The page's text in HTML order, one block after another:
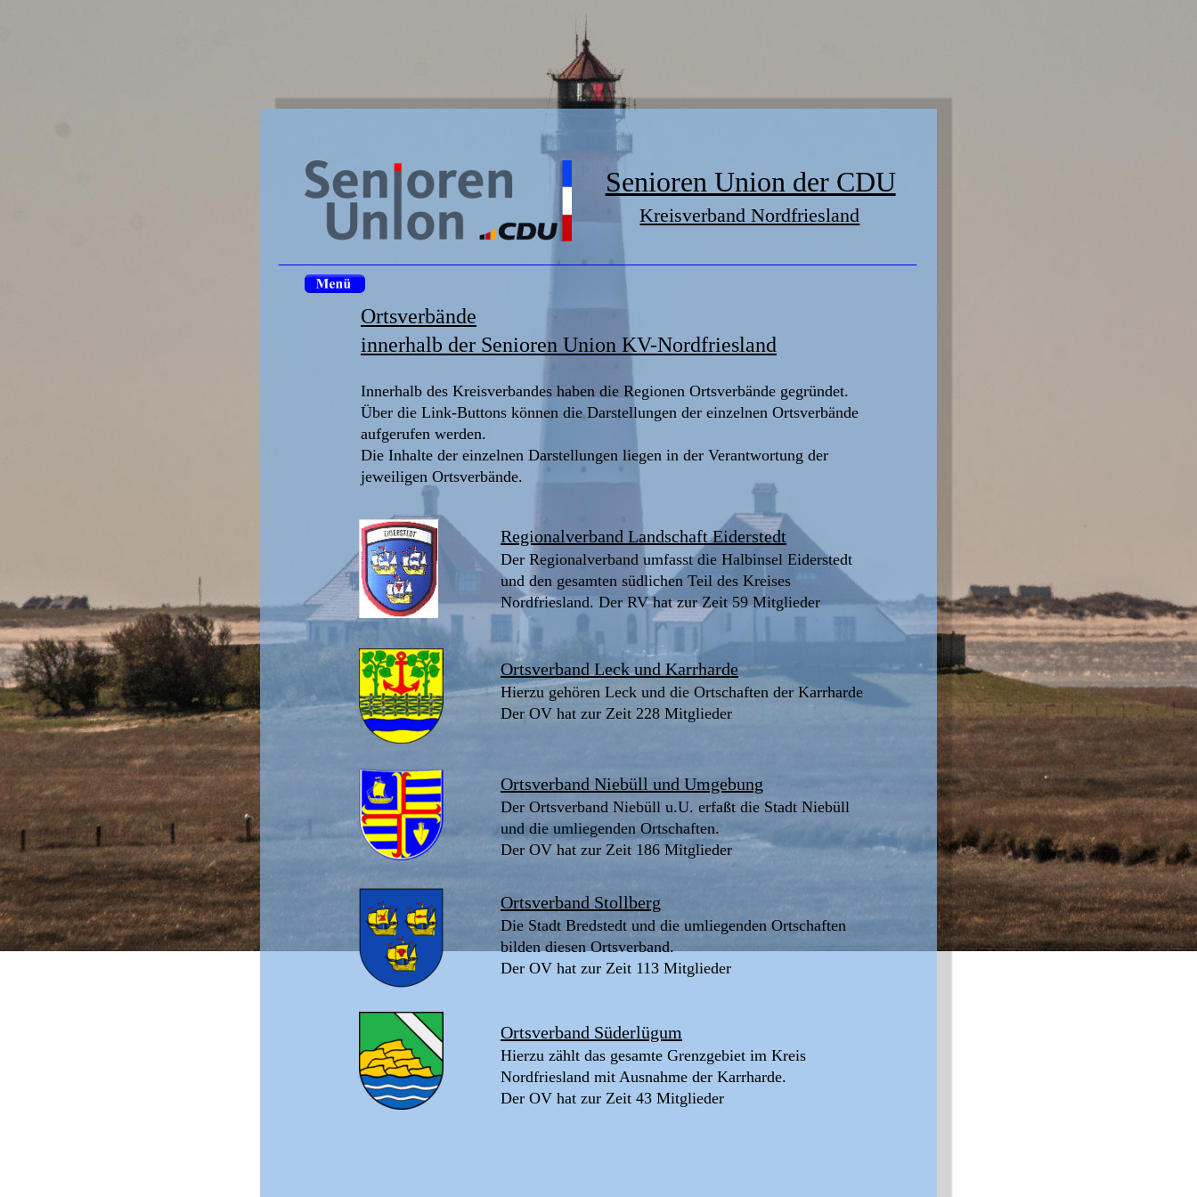
Senioren Union der CDU
Kreisverband Nordfriesland
Ortsverbände
innerhalb der Senioren Union KV-Nordfriesland
Innerhalb des Kreisverbandes haben die Regionen Ortsverbände gegründet.
Über die Link-Buttons können die Darstellungen der einzelnen Ortsverbände
aufgerufen werden.
Die Inhalte der einzelnen Darstellungen liegen in der Verantwortung der
jeweiligen Ortsverbände.
Regionalverband Landschaft Eiderstedt
Der Regionalverband umfasst die Halbinsel Eiderstedt
und den gesamten südlichen Teil des Kreises
Nordfriesland. Der RV hat zur Zeit 59 Mitglieder
Ortsverband Leck und Karrharde
Hierzu gehören Leck und die Ortschaften der Karrharde
Der OV hat zur Zeit 228 Mitglieder
Ortsverband Niebüll und Umgebung
Der Ortsverband Niebüll u.U. erfaßt die Stadt Niebüll
und die umliegenden Ortschaften.
Der OV hat zur Zeit 186 Mitglieder
Ortsverband Stollberg
Die Stadt Bredstedt und die umliegenden Ortschaften
bilden diesen Ortsverband.
Der OV hat zur Zeit 113 Mitglieder
Ortsverband Süderlügum
Hierzu zählt das gesamte Grenzgebiet im Kreis
Nordfriesland mit Ausnahme der Karrharde.
Der OV hat zur Zeit 43 Mitglieder